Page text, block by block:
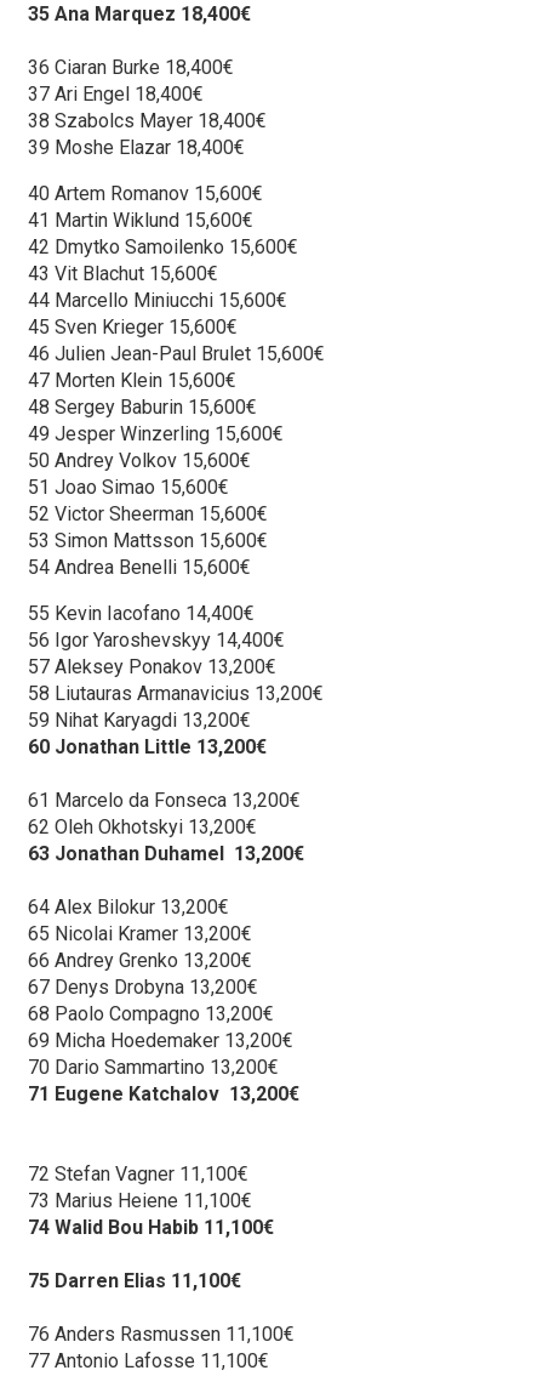
35 Ana Marquez 18,400€
36 Ciaran Burke 18,400€
37 Ari Engel 18,400€
38 Szabolcs Mayer 18,400€
39 Moshe Elazar 18,400€
40 Artem Romanov 15,600€
41 Martin Wiklund 15,600€
42 Dmytko Samoilenko 15,600€
43 Vit Blachut 15,600€
44 Marcello Miniucchi 15,600€
45 Sven Krieger 15,600€
46 Julien Jean-Paul Brulet 15,600€
47 Morten Klein 15,600€
48 Sergey Baburin 15,600€
49 Jesper Winzerling 15,600€
50 Andrey Volkov 15,600€
51 Joao Simao 15,600€
52 Victor Sheerman 15,600€
53 Simon Mattsson 15,600€
54 Andrea Benelli 15,600€
55 Kevin Iacofano 14,400€
56 Igor Yaroshevskyy 14,400€
57 Aleksey Ponakov 13,200€
58 Liutauras Armanavicius 13,200€
59 Nihat Karyagdi 13,200€
60 Jonathan Little 13,200€
61 Marcelo da Fonseca 13,200€
62 Oleh Okhotskyi 13,200€
63 Jonathan Duhamel 13,200€
64 Alex Bilokur 13,200€
65 Nicolai Kramer 13,200€
66 Andrey Grenko 13,200€
67 Denys Drobyna 13,200€
68 Paolo Compagno 13,200€
69 Micha Hoedemaker 13,200€
70 Dario Sammartino 13,200€
71 Eugene Katchalov 13,200€
72 Stefan Vagner 11,100€
73 Marius Heiene 11,100€
74 Walid Bou Habib 11,100€
75 Darren Elias 11,100€
76 Anders Rasmussen 11,100€
77 Antonio Lafosse 11,100€